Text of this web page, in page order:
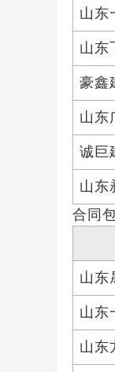
山东
山东
豪鑫
山东
诚巨
山东
合同
山东
山东
山东